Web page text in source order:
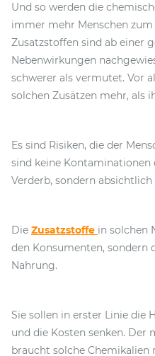
Und so werden die
immer mehr Menschen
Zusatzstoffen sind ab einer
Nebenwirkungen
schwerer als vermutet. Vor
solchen Zusätzen mehr, als
Es sind Risiken, die der
sind keine
Verderb, sondern
Die Zusatzstoffe in solchen
den Konsumenten, sondern
Nahrung.
Sie sollen in erster Linie die
und die Kosten senken. Der
braucht solche Chemikalien